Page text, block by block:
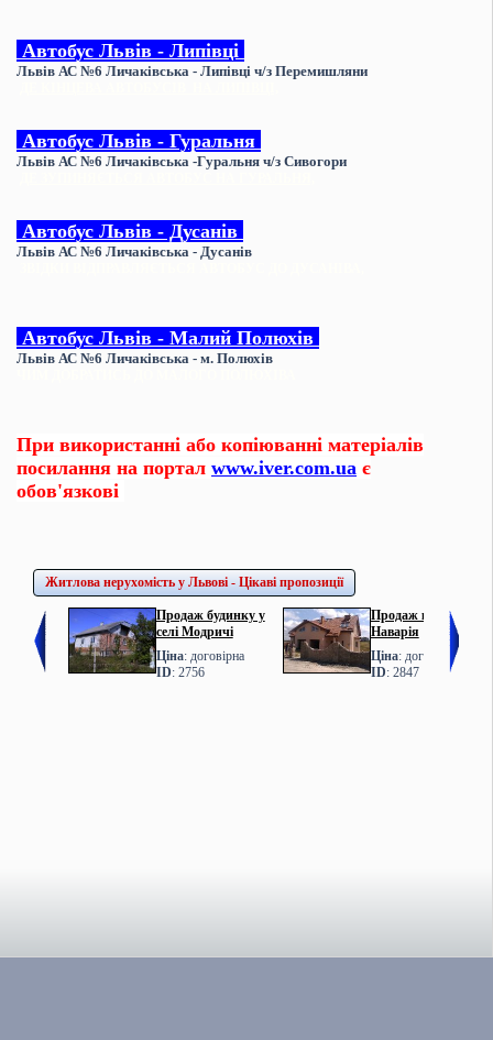
Автобус Львів - Липівці
Львів АС №6 Личаківська - Липівці ч/з Перемишляни
Автобус Львів - Гуральня
Львів АС №6 Личаківська -Гуральня ч/з Сивогори
Автобус Львів - Дусанів
Львів АС №6 Личаківська - Дусанів
Автобус Львів - Малий Полюхів
Львів АС №6 Личаківська - м. Полюхів
При використанні або копіюванні матеріалів
посилання на портал www.iver.com.ua є
обов'язкові
Житлова нерухомість у Львові - Цікаві пропозиції
Продаж будинку у
селі Модричі
Ціна: договірна
ID: 2756
Продаж котеджу у с.
Наварія
Ціна: договірна
ID: 2847